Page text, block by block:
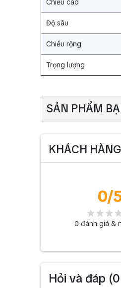
Độ sâu
Chiều rộng
Trọng lượng
SẢN PHẨM
KHÁCH
0/
0 đánh giá &
Hỏi và đáp (0